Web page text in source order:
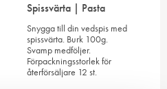
Spissvärta | Pasta
Snygga till din vedspis med
spissvärta. Burk 100g.
Svamp medföljer.
Förpackningsstorlek för
återförsäljare 12 st.